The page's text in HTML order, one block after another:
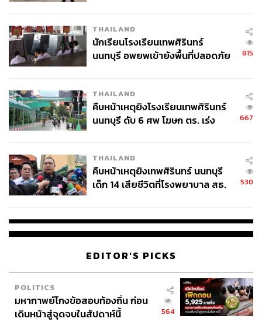
THAILAND
นักเรียนโรงเรียนเทพศิรินทร์
นนทบุรี อพยพเข้ายังพื้นที่ปลอดภัย
815
THAILAND
คืบหน้าเหตุยิงโรงเรียนเทพศิรินทร์
นนทบุรี ดับ 6 ศพ โฆษก ตร. เร่ง
667
THAILAND
คืบหน้าเหตุยิงเทพศิรินทร์ นนทบุรี
เด็ก 14 เสียชีวิตที่โรงพยาบาล สธ.
530
EDITOR'S PICKS
POLITICS
มหากาพย์โกงข้อสอบท้องถิ่น ก่อน
เดินหน้าสู่จุดจบในสัปดาห์นี้
564